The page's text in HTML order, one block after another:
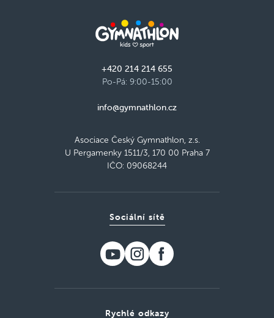
+420 214 214 655
Po-Pá: 9:00-15:00
info@gymnathlon.cz
Asociace Český Gymnathlon, z.s.
U Pergamenky 1511/3, 170 00 Praha 7
IČO: 09068244
Rychlé odkazy
Sociální sítě